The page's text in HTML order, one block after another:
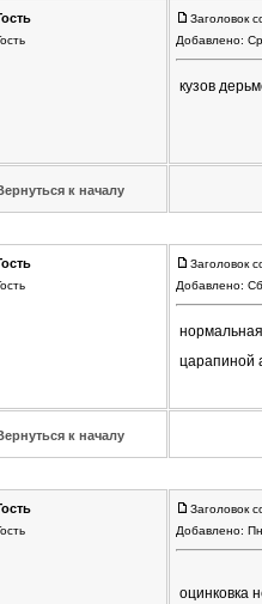
Заголовок
Добавлено:
кузов
к началу
Заголовок
Добавлено:
царапиной
к началу
Заголовок
Добавлено:
оцинковка